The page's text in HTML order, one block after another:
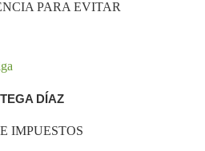
PARA EVITAR
DÍAZ
IMPUESTOS